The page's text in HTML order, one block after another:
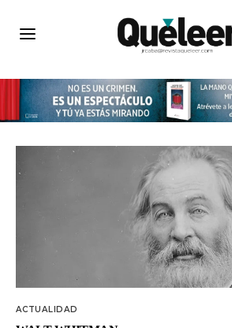
ACTUALIDAD